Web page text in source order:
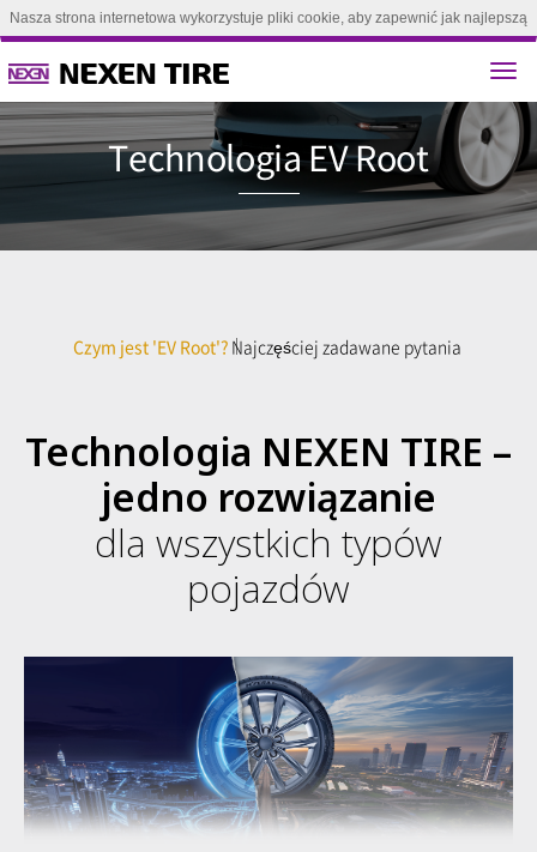
Nasza strona internetowa wykorzystuje pliki cookie, aby zapewnić jak najlepszą
Technologia
Czym jest 'EV Root'? Najczęściej zadawane pytania
Technologia NEXEN TIRE –
jedno rozwiązanie
dla wszystkich typów
pojazdów